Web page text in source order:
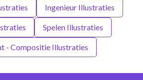
Ingenieur Illustraties
Spelen Illustraties
- Compositie Illustraties